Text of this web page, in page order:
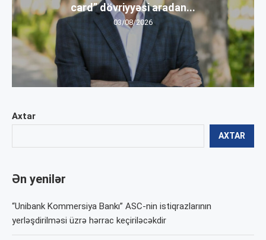
Axtar
AXTAR
Ən yenilər
“Unibank Kommersiya Bankı” ASC-nin istiqrazlarının
yerləşdirilməsi üzrə hərrac keçiriləcəkdir
card” dövriyyəsi aradan...
03/08/2026